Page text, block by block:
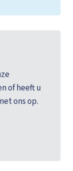
of heeft u
ons op.